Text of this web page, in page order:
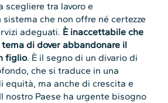
scegliere tra lavoro e
che non offre né certezze
adeguati. È inaccettabile che
tema di dover abbandonare il
figlio. È il segno di un divario di
che si traduce in una
equità, ma anche di crescita e
nostro Paese ha urgente bisogno